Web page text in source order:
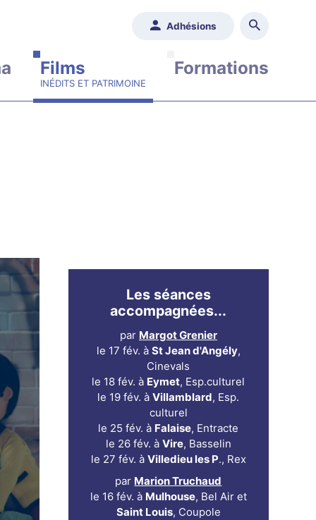
Adhésions
Films Formations
Les séances
accompagnées...
par Margot Grenier
le 17 fév. à St Jean d'Angély,
Cinevals
le 18 fév. à Eymet, Esp.culturel
le 19 fév. àVillamblard, Esp.
culturel
le 25 fév. à Falaise, Entracte
le 26 fév. à Vire, Basselin
le 27 fév. à Villedieu les P., Rex
par Marion Truchaud
le 16 fév. à Mulhouse, Bel Air et
Saint Louis, Coupole